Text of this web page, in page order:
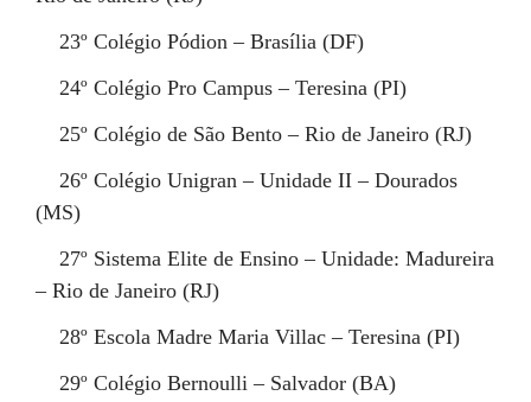
23º Colégio Pódion – Brasília (DF)
24º Colégio Pro Campus – Teresina (PI)
25º Colégio de São Bento – Rio de Janeiro (RJ)
26º Colégio Unigran – Unidade II – Dourados
(MS)
27º Sistema Elite de Ensino – Unidade: Madureira
– Rio de Janeiro (RJ)
28º Escola Madre Maria Villac – Teresina (PI)
29º Colégio Bernoulli – Salvador (BA)